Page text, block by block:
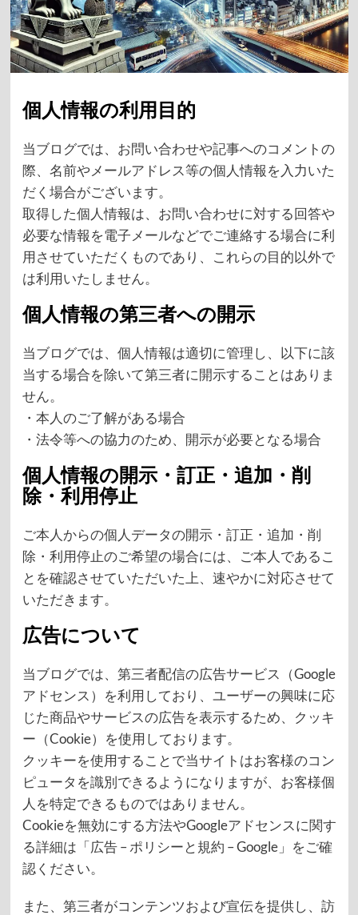
個人情報の利用目的
当ブログでは、お問い合わせや記事へのコメントの
際、名前やメールアドレス等の個人情報を入力いた
だく場合がございます。
取得した個人情報は、お問い合わせに対する回答や
必要な情報を電子メールなどでご連絡する場合に利
用させていただくものであり、これらの目的以外で
は利用いたしません。
個人情報の第三者への開示
当ブログでは、個人情報は適切に管理し、以下に該
当する場合を除いて第三者に開示することはありま
せん。
・本人のご了解がある場合
・法令等への協力のため、開示が必要となる場合
個人情報の開示・訂正・追加・削
除・利用停止
ご本人からの個人データの開示・訂正・追加・削
除・利用停止のご希望の場合には、ご本人であるこ
とを確認させていただいた上、速やかに対応させて
いただきます。
広告について
当ブログでは、第三者配信の広告サービス（Google
アドセンス）を利用しており、ユーザーの興味に応
じた商品やサービスの広告を表示するため、クッキ
ー（Cookie）を使用しております。
クッキーを使用することで当サイトはお客様のコン
ピュータを識別できるようになりますが、お客様個
人を特定できるものではありません。
Cookieを無効にする方法やGoogleアドセンスに関す
る詳細は「広告 – ポリシーと規約 – Google」をご確
認ください。
また、第三者がコンテンツおよび宣伝を提供し、訪